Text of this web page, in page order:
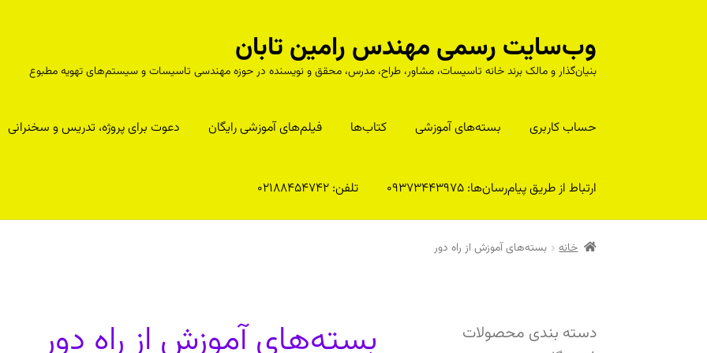
پرش
به
ناوبری
پرش
به
محتوا
وب‌سایت رسمی مهندس رامین تابان
بنیان‌گذار و مالک برند خانه تاسیسات، مشاور، طراح، مدرس، محقق و نویسنده در حوزه مهندسی تاسیسات و سیستم‌های تهویه مطبوع
حساب کاربری بسته‌های آموزشی کتا‌ب‌ها فیلم‌های آموزشی رایگان دعوت برای پروژه، تدریس و سخنرانی
ارتباط از طریق پیام‌رسان‌ها: 09373443975 تلفن: 02188454742
خانه بسته‌های آموزش از راه دور
بسته‌های آموزش از راه دور
دسته بندی محصولات